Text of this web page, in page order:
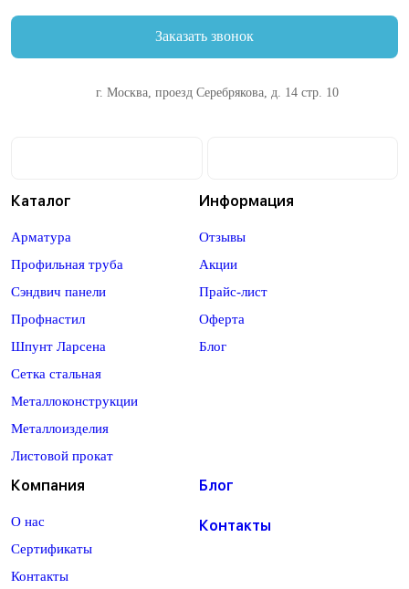
Заказать звонок
г. Москва, проезд Серебрякова, д. 14 стр. 10
Каталог
Арматура
Профильная труба
Сэндвич панели
Профнастил
Шпунт Ларсена
Сетка стальная
Металлоконструкции
Металлоизделия
Листовой прокат
Информация
Отзывы
Акции
Прайс-лист
Оферта
Блог
Компания
О нас
Сертификаты
Контакты
Блог
Контакты